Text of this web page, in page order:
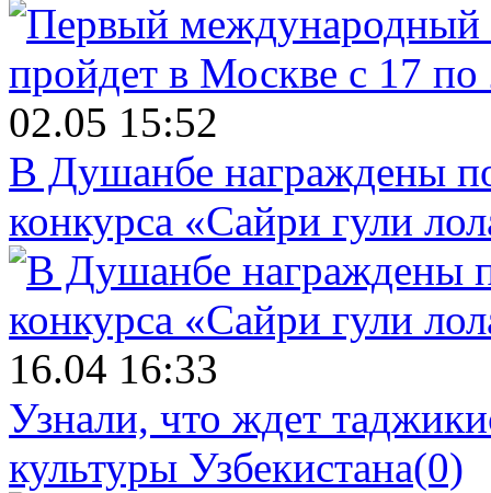
02.05 15:52
В Душанбе награждены
конкурса «Сайри гули
16.04 16:33
Узнали, что ждет
культуры Узбекистана(0)